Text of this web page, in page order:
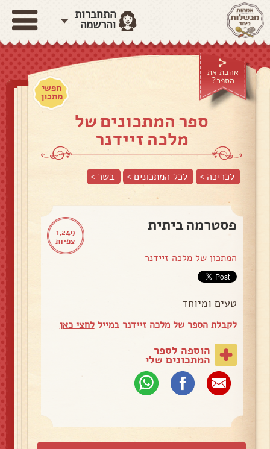
התחברות
והרשמה
אהבת את
הספר?
חפשי
מתכון
ספר המתכונים של
מלכה זיידנר
לכריכה > לכל המתכונים > בשר >
1,249
צפיות
פסטרמה ביתית
המתכון שלמלכה זיידנר
טעים ומיוחד
לקבלת הספר של מלכה זיידנר במייללחצי כאן
הוספה לספר
המתכונים שלי